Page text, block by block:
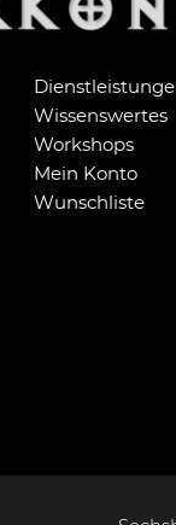
Wissenswertes
Workshops
Mein Konto
Wunschliste